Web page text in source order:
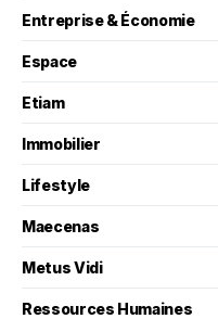
Entreprise & Économie
Espace
Etiam
Immobilier
Lifestyle
Maecenas
Metus Vidi
Ressources Humaines